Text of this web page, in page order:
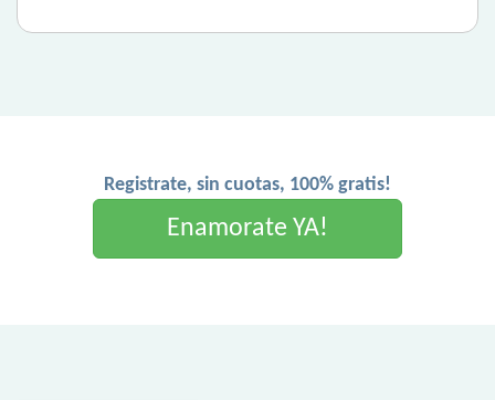
Registrate, sin cuotas, 100% gratis!
Enamorate YA!